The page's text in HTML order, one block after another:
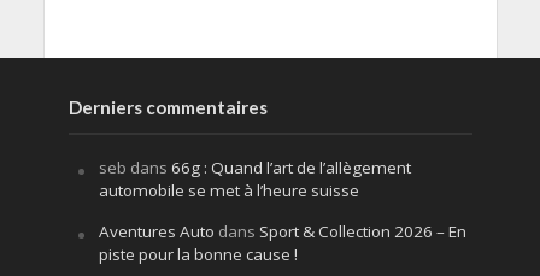
Derniers commentaires
seb dans 66g : Quand l’art de l’allègement
automobile se met à l’heure suisse
Aventures Auto dans Sport & Collection 2026 – En
piste pour la bonne cause !